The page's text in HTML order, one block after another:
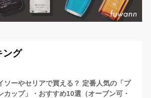
ング
ソーやセリアで買える？ 定番人気の「プ
カップ」・おすすめ10選（オーブン可・